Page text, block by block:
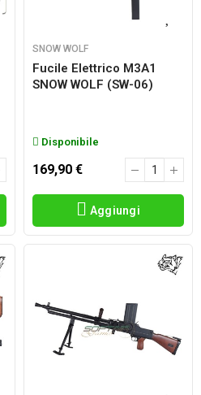
SNOW WOLF
Fucile Elettrico M3A1
SNOW WOLF (SW-06)
Disponibile
169,90 €
Aggiungi